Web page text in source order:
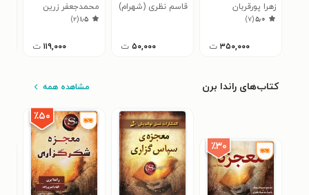
زهرا پورقربان
۵٫۰(۷)
۳۵۰,۰۰۰ ت
قاسم نظری (شهرام)
۵۰,۰۰۰ ت
محمدجعفر زرین
نگار۱٫۵(۲)
۱۱۹,۰۰۰ ت
کتاب‌های راندا برن مشاهده همه
٪۳۰
٪۵۰